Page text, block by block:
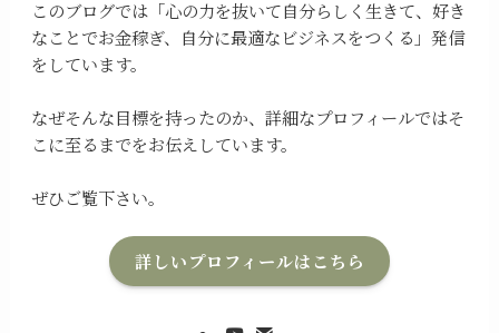
このブログでは「心の力を抜いて自分らしく生きて、好き
なことでお金稼ぎ、自分に最適なビジネスをつくる」発信
をしています。
なぜそんな目標を持ったのか、詳細なプロフィールではそ
こに至るまでをお伝えしています。
ぜひご覧下さい。
詳しいプロフィールはこちら